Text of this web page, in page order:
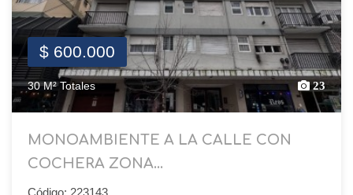
$ 600.000
30 M² Totales 23
MONOAMBIENTE A LA CALLE CON
COCHERA ZONA...
Código: 223143